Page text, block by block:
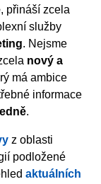
, přináší zcela
služby
. Nejsme
nový a
má ambice
informace
.
z oblasti
podložené
aktuálních